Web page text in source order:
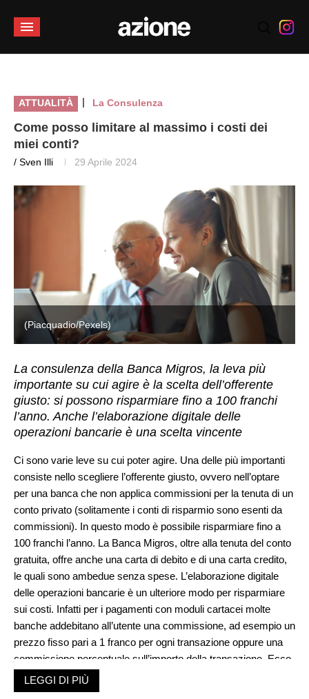
ATTUALITÀ | La Consulenza
Come posso limitare al massimo i costi dei
miei conti?
/ Sven Illi 29 Aprile 2024
(Piacquadio/Pexels)
La consulenza della Banca Migros, la leva più
importante su cui agire è la scelta dell’offerente
giusto: si possono risparmiare fino a 100 franchi
l’anno. Anche l’elaborazione digitale delle
operazioni bancarie è una scelta vincente
Ci sono varie leve su cui poter agire. Una delle più importanti
consiste nello scegliere l’offerente giusto, ovvero nell’optare
per una banca che non applica commissioni per la tenuta di un
conto privato (solitamente i conti di risparmio sono esenti da
commissioni). In questo modo è possibile risparmiare fino a
100 franchi l’anno. La Banca Migros, oltre alla tenuta del conto
gratuita, offre anche una carta di debito e di una carta credito,
le quali sono ambedue senza spese. L’elaborazione digitale
delle operazioni bancarie è un ulteriore modo per risparmiare
sui costi. Infatti per i pagamenti con moduli cartacei molte
banche addebitano all’utente una commissione, ad esempio un
prezzo fisso pari a 1 franco per ogni transazione oppure una
commissione percentuale sull’importo della transazione. Ecco
perché conviene pagare sistematicamente tutte le fatture con
l’e-banking della propria banca, per il quale non vi sono costi
LEGGI DI PIÙ